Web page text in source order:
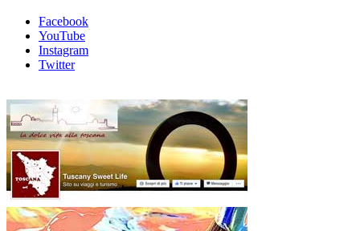
Facebook
YouTube
Instagram
Twitter